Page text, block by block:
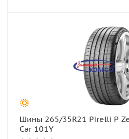
Шины 265/35R21 Pirelli P
Car 101Y